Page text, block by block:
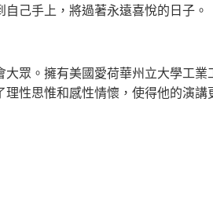
己手上，將過著永遠喜悅的日子。
眾。擁有美國愛荷華州立大學工業
性思惟和感性情懷，使得他的演講